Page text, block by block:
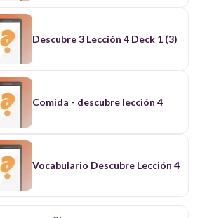
Descubre 3 Lección 4 Deck 1 (3)
Comida - descubre lección 4
Vocabulario Descubre Lección 4